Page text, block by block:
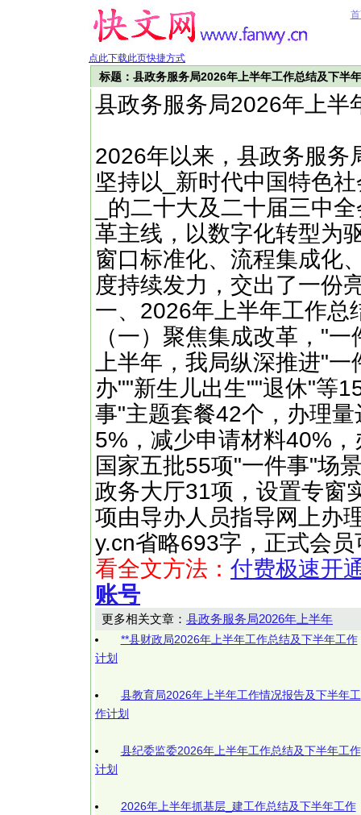
点此下载此页快捷方式
标题：县政务服务局2026年上半年工作总结及下半
县政务服务局2026年上半
2026年以来，县政务服务
坚持以_新时代中国特色
_的二十大及二十届三中
革主线，以数字化转型为
窗口标准化、流程集成化
度持续发力，交出了一份
一、2026年上半年工作总
（一）聚焦集成改革，"
上半年，我局纵深推进"
办""新生儿出生""退休"等
事"主题套餐42个，办理
5%，减少申请材料40%
国家五批55项"一件事"场
政务大厅31项，设置专窗
项由导办人员指导网上
y.cn省略693字，正式会
看全文方法： 付费极速开
账号
更多相关文章： 县政务服务局2026年上半年
**县财政局2026年上半年工作总结及下半年工作
计划
县教育局2026年上半年工作情况报告及下半年工
作计划
县纪委监委2026年上半年工作总结及下半年工作
计划
2026年上半年抓基层_建工作总结及下半年工作